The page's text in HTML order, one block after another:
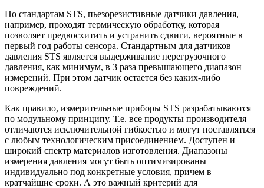
По стандартам STS, пьезорезистивные датчики давления,
например, проходят термическую обработку, которая
позволяет предвосхитить и устранить сдвиги, вероятные в
первый год работы сенсора. Стандартным для датчиков
давления STS является выдерживание перегрузочного
давления, как минимум, в 3 раза превышающего диапазон
измерений. При этом датчик остается без каких-либо
повреждений.
Как правило, измерительные приборы STS разрабатываются
по модульному принципу. Т.е. все продукты производителя
отличаются исключительной гибкостью и могут поставляться
с любым технологическим присоединением. Доступен и
широкий спектр материалов изготовления. Диапазоны
измерения давления могут быть оптимизированы
индивидуально под конкретные условия, причем в
кратчайшие сроки. А это важный критерий для